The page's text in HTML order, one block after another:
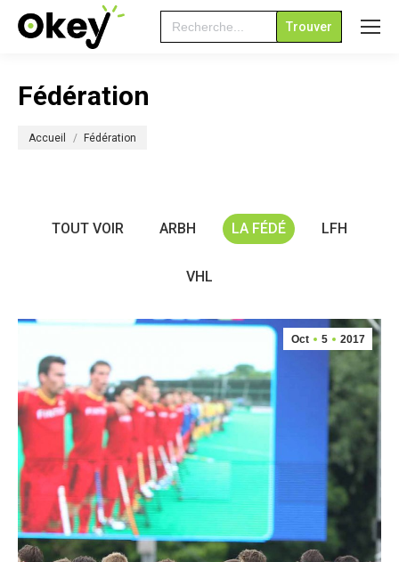
Search
for:
Fédération
Accueil Fédération
TOUT VOIR ARBH LA FÉDÉ LFH
VHL
Oct 5 2017